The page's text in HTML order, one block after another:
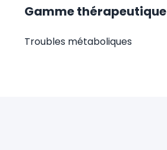
Gamme thérapeutique
Troubles métaboliques